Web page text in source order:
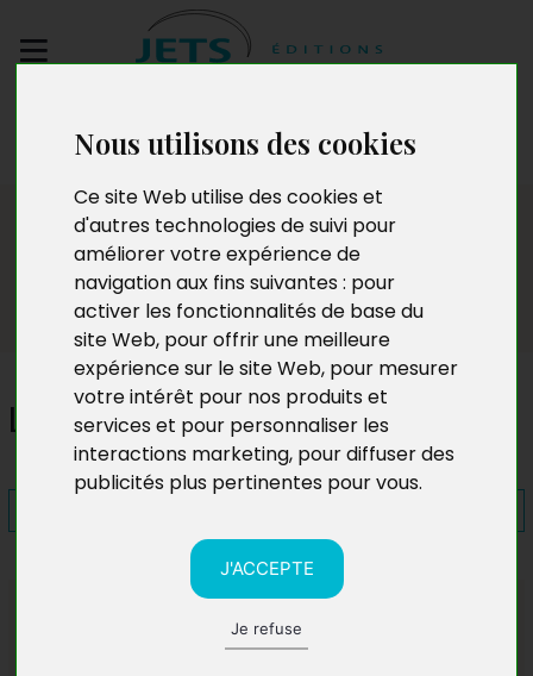
Nous utilisons des cookies
Ce site Web utilise des cookies et
d'autres technologies de suivi pour
améliorer votre expérience de
navigation aux fins suivantes : pour
activer les fonctionnalités de base du
site Web, pour offrir une meilleure
expérience sur le site Web, pour mesurer
votre intérêt pour nos produits et
services et pour personnaliser les
interactions marketing, pour diffuser des
publicités plus pertinentes pour vous.
J'ACCEPTE
Je refuse
manuscrit
Presse
Les Quatre jours de Brehat
A lire également